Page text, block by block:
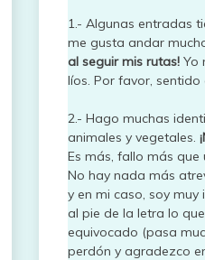
1.- Algunas entradas
me gusta andar
al seguir mis rutas!Yo
líos. Por favor, sentido
2.- Hago muchas
animales y vegetales.
Es más, fallo más
No hay nada más
y en mi caso, soy
al pie de la letra lo
equivocado (pasa
perdón y agradezco